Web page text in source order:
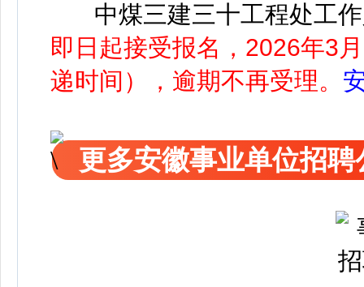
中煤三建三十工程处工
即日起接受报名，2026年3
递时间），逾期不再受理。
更多安徽事业单位招聘